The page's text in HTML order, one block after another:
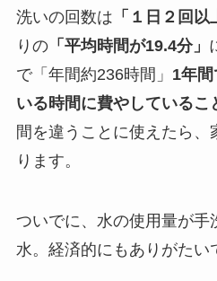
洗いの回数は 「１日２回以
りの「平均時間が19.4分」
で「年間約236時間」 1年
いる時間に費やしているこ
間を違うことに使えたら
ります。
ついでに、水の使用量が手
水。経済的にもありがたい